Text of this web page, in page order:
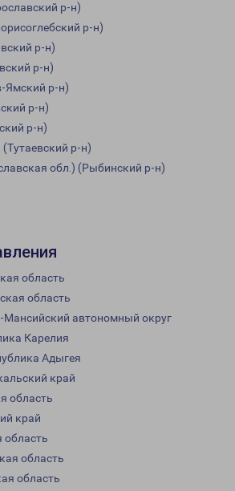
р-н)
р-н)
р-н)
р-н)
Ямский р-н)
р-н)
р-н)
р-н)
обл.) (Рыбинский р-н)
область
область
Мансийский автономный округ
Карелия
Адыгея
край
область
край
область
область
область